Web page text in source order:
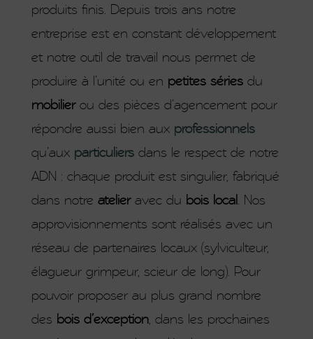
produits finis. Depuis trois ans notre
entreprise est en constant développement
et notre outil de travail nous permet de
produire à l’unité ou en petites sériesdu
mobilierou des pièces d’agencement pour
répondre aussi bien aux professionnels
qu’aux particuliersdans le respect de notre
ADN : chaque produit est singulier, fabriqué
dans notre atelieravec du bois local. Nos
approvisionnements sont réalisés avec un
réseau de partenaires locaux (sylviculteur,
élagueur grimpeur, scieur de long). Pour
pouvoir proposer au plus grand nombre
des bois d’exception, dans les prochaines